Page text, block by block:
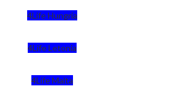
4Life Hungria
4Life Letonia
4Life Malta